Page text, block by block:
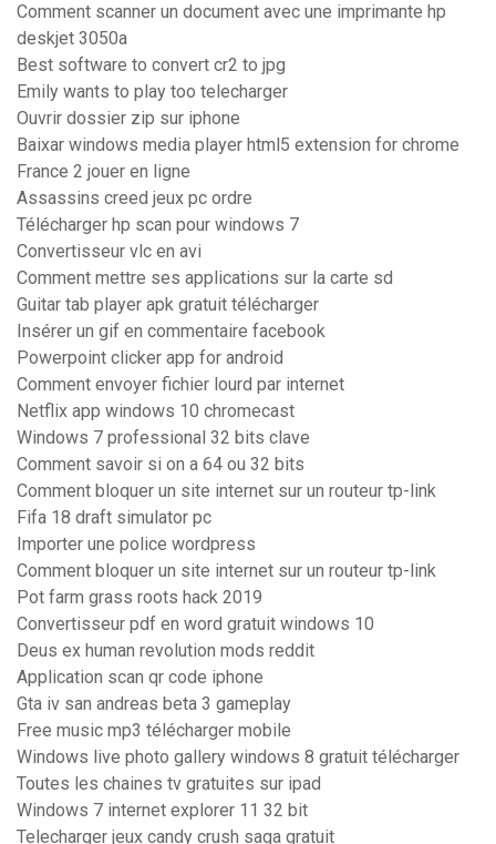
Comment scanner un document avec une imprimante hp
deskjet 3050a
Best software to convert cr2 to jpg
Emily wants to play too telecharger
Ouvrir dossier zip sur iphone
Baixar windows media player html5 extension for chrome
France 2 jouer en ligne
Assassins creed jeux pc ordre
Télécharger hp scan pour windows 7
Convertisseur vlc en avi
Comment mettre ses applications sur la carte sd
Guitar tab player apk gratuit télécharger
Insérer un gif en commentaire facebook
Powerpoint clicker app for android
Comment envoyer fichier lourd par internet
Netflix app windows 10 chromecast
Windows 7 professional 32 bits clave
Comment savoir si on a 64 ou 32 bits
Comment bloquer un site internet sur un routeur tp-link
Fifa 18 draft simulator pc
Importer une police wordpress
Comment bloquer un site internet sur un routeur tp-link
Pot farm grass roots hack 2019
Convertisseur pdf en word gratuit windows 10
Deus ex human revolution mods reddit
Application scan qr code iphone
Gta iv san andreas beta 3 gameplay
Free music mp3 télécharger mobile
Windows live photo gallery windows 8 gratuit télécharger
Toutes les chaines tv gratuites sur ipad
Windows 7 internet explorer 11 32 bit
Telecharger jeux candy crush saga gratuit